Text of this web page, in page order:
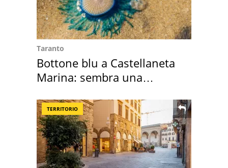
Taranto
Bottone blu a Castellaneta
Marina: sembra una
TERRITORIO